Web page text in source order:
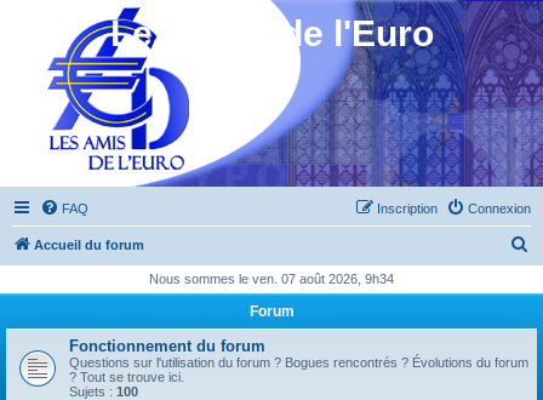
Les Amis de l'Euro
FAQ Connexion
Inscription
Accueil du forum
h
Nous sommes le ven. 07 août 2026, 9h34
Forum
Fonctionnement du forum
Questions sur l'utilisation du forum ? Bogues rencontrés ? Évolutions du forum
? Tout se trouve ici.
Sujets : 100